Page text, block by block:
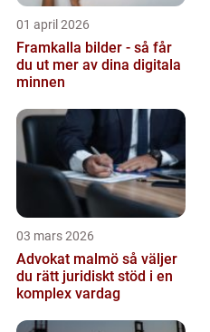
01 april 2026
Framkalla bilder - så får
du ut mer av dina digitala
minnen
03 mars 2026
Advokat malmö så väljer
du rätt juridiskt stöd i en
komplex vardag